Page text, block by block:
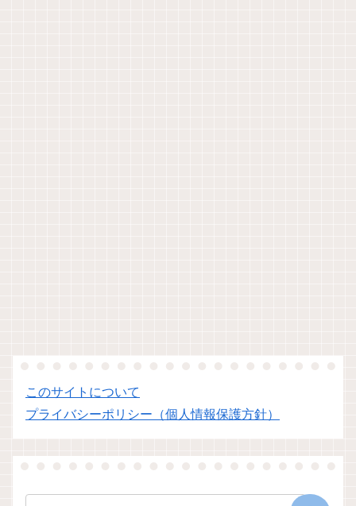
このサイトについて
プライバシーポリシー（個人情報保護方針）